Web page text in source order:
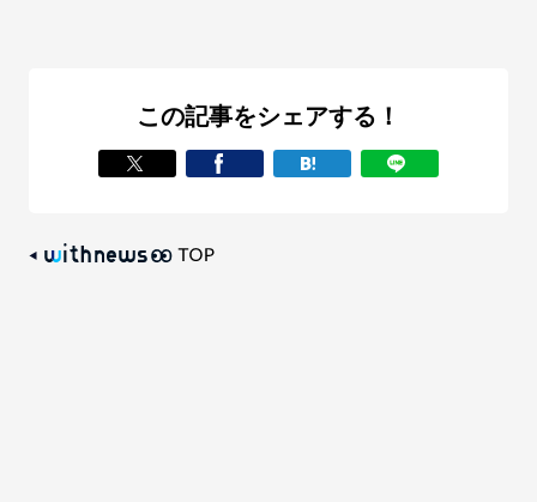
この記事をシェアする！